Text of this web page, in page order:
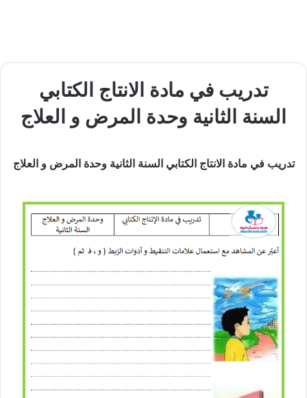
تدريب في مادة الانتاج الكتابي
السنة الثانية وحدة المرض و العلاج
تدريب في مادة الانتاج الكتابي السنة الثانية وحدة المرض و العلاج